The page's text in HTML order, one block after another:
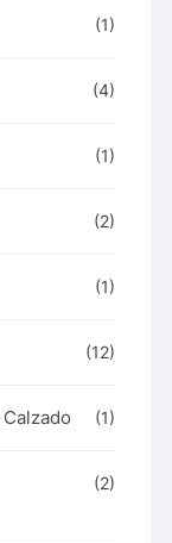
(1)
(4)
(1)
(2)
(1)
(12)
(1)
(2)